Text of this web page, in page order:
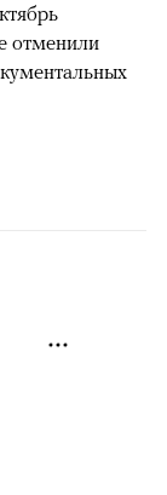
отменили